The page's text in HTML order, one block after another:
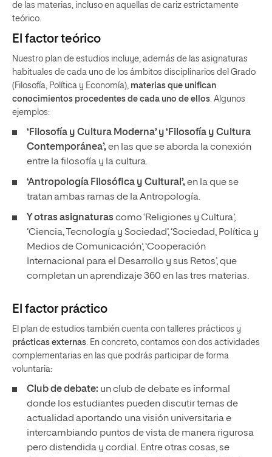
de las materias, incluso en aquellas de cariz estrictamente
teórico.
El factor teórico
Nuestro plan de estudios incluye, además de las asignaturas
habituales de cada uno de los ámbitos disciplinarios del Grado
(Filosofía, Política y Economía), materias que unifican
conocimientos procedentes de cada uno de ellos. Algunos
ejemplos:
‘Filosofía y Cultura Moderna’ y ‘Filosofía y Cultura
Contemporánea’,en las que se aborda la conexión
entre la filosofía y la cultura.
‘Antropología Filosófica y Cultural’,en la que se
tratan ambas ramas de la Antropología.
Y otras asignaturascomo ‘Religiones y Cultura’,
‘Ciencia, Tecnología y Sociedad’, ‘Sociedad, Política y
Medios de Comunicación’, ‘Cooperación
Internacional para el Desarrollo y sus Retos’, que
completan un aprendizaje 360 en las tres materias.
El factor práctico
El plan de estudios también cuenta con talleres prácticos y
prácticas externas. En concreto, contamos con dos actividades
complementarias en las que podrás participar de forma
voluntaria:
Club de debate: un club de debate es informal
donde los estudiantes pueden discutir temas de
actualidad aportando una visión universitaria e
intercambiando puntos de vista de manera rigurosa
pero distendida y cordial. Entre otras cosas, se